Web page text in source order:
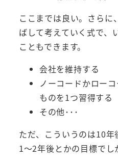
ここまでは良い。さらに
ばして考えていく式で、
こともできます。
会社を維持する
ノーコードかロー
ものを1つ習得する
その他･･･
ただ、こういうのは10年
1～2年後とかの目標でし